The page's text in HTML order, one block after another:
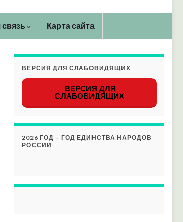
Карта сайта
ВЕРСИЯ ДЛЯ СЛАБОВИДЯЩИХ
ВЕРСИЯ ДЛЯ
СЛАБОВИДЯЩИХ
2026 ГОД – ГОД ЕДИНСТВА НАРОДОВ
РОССИИ